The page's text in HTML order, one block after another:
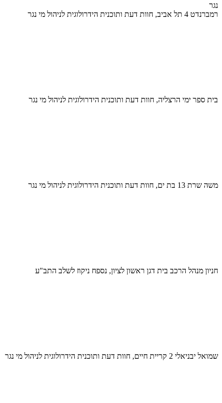
נגר
רמברנדט 4 תל אביב, חוות דעת ותוכנית הידרולוגית לניהול מי נגר
בית ספר ימי הרצליה, חוות דעת ותוכנית הידרולוגית לניהול מי נגר
משה שרת 13 בת ים, חוות דעת ותוכנית הידרולוגית לניהול מי נגר
חניון מנהל הרכב בית דגן ראשון לציון, נספח ניקוז לשלב התב"ע
שמואל יבניאלי 2 קריית חיים, חוות דעת ותוכנית הידרולוגית לניהול מי נגר